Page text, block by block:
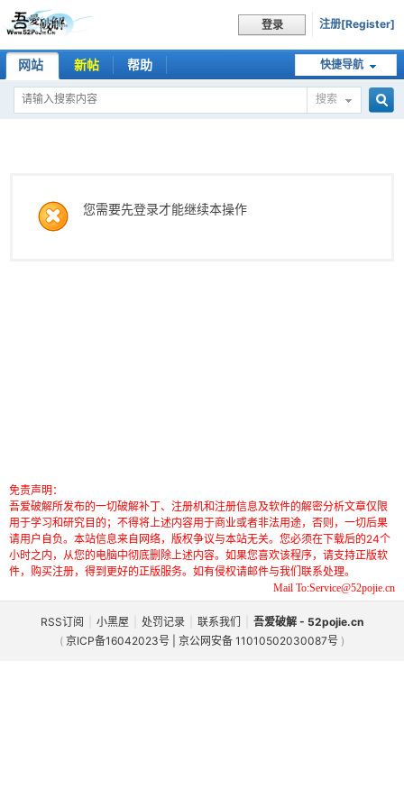
登录 注册[Register]
快捷导航
网站 新帖 帮助
搜索
您需要先登录才能继续本操作
免责声明：
吾爱破解所发布的一切破解补丁、注册机和注册信息及软件的解密分析文章仅限
用于学习和研究目的；不得将上述内容用于商业或者非法用途，否则，一切后果
请用户自负。本站信息来自网络，版权争议与本站无关。您必须在下载后的24个
小时之内，从您的电脑中彻底删除上述内容。如果您喜欢该程序，请支持正版软
件，购买注册，得到更好的正版服务。如有侵权请邮件与我们联系处理。
Mail To:Service@52pojie.cn
RSS订阅 小黑屋 处罚记录 联系我们
吾爱破解 - 52pojie.cn
( 京ICP备16042023号 | 京公网安备 11010502030087号 )